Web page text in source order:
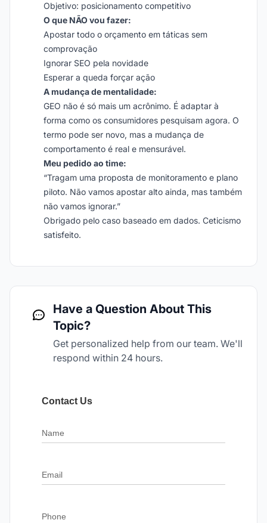
Objetivo: posicionamento competitivo
O que NÃO vou fazer:
Apostar todo o orçamento em táticas sem
comprovação
Ignorar SEO pela novidade
Esperar a queda forçar ação
A mudança de mentalidade:
GEO não é só mais um acrônimo. É adaptar à
forma como os consumidores pesquisam agora. O
termo pode ser novo, mas a mudança de
comportamento é real e mensurável.
Meu pedido ao time:
“Tragam uma proposta de monitoramento e plano
piloto. Não vamos apostar alto ainda, mas também
não vamos ignorar.”
Obrigado pelo caso baseado em dados. Ceticismo
satisfeito.
Have a Question About This
Topic?
Get personalized help from our team. We'll
respond within 24 hours.